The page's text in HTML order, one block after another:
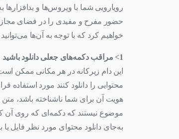
رویارویی شما با ویروس‌ها و
حضور مفرح و مفیدی را در فضای
خواهیم کرد که با توجه به آن‌ها
1> مراقب دکمه‌های جعلی دانلود باشید
این دام زیرکانه در هر مکانی ممکن
محتوایی را دانلود کنند مورد
هویت آن برای شما ناشناخته باشد،
موضوع نیستند که دکمه‌ای که روی آن
به‌جای دانلود محتوای مورد نظر فایل یا